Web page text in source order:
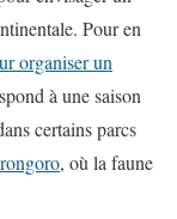
Pour en
organiser un
à une saison
certains parcs
, où la faune